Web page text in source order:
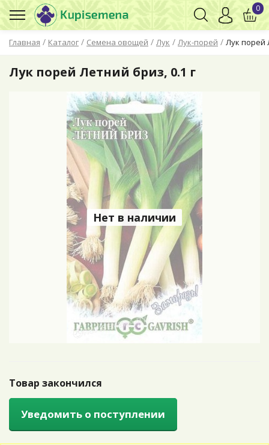
Главная / Каталог / Семена овощей / Лук / Лук-порей / Лук порей
0
Лук порей Летний бриз, 0.1 г
Нет в наличии
Товар закончился
Уведомить о поступлении